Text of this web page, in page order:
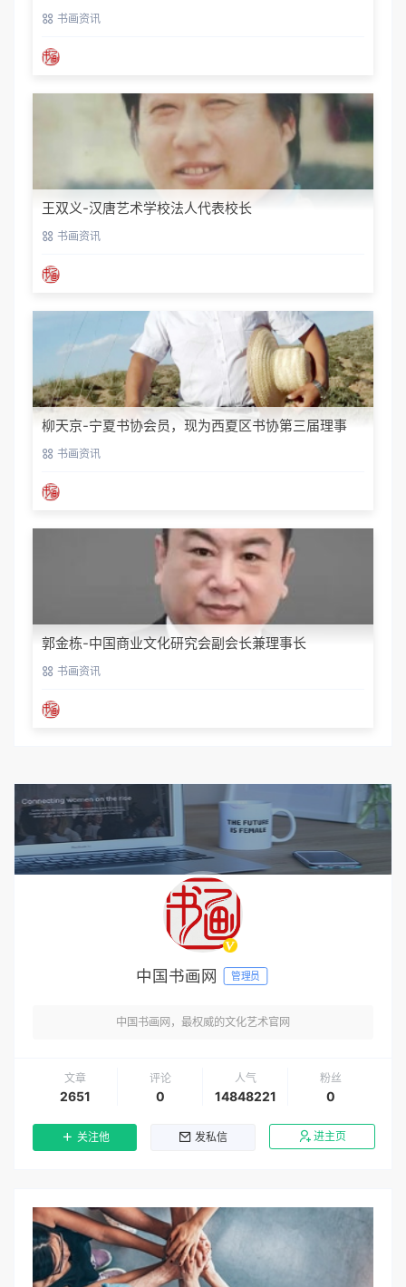
书画资讯
王双义-汉唐艺术学校法人代表校长
书画资讯
柳天京-宁夏书协会员，现为西夏区书协第三届理事
书画资讯
郭金栋-中国商业文化研究会副会长兼理事长
书画资讯
中国书画网 管理员
中国书画网，最权威的文化艺术官网
文章
2651
评论
0
人气
14848221
粉丝
0
关注他 发私信 进主页